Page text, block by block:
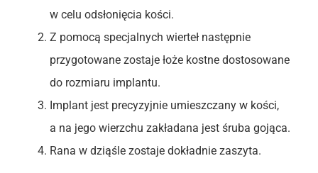
w celu odsłonięcia kości.
Z pomocą specjalnych wierteł następnie
przygotowane zostaje łoże kostne dostosowane
do rozmiaru implantu.
Implant jest precyzyjnie umieszczany w kości,
a na jego wierzchu zakładana jest śruba gojąca.
Rana w dziąśle zostaje dokładnie zaszyta.